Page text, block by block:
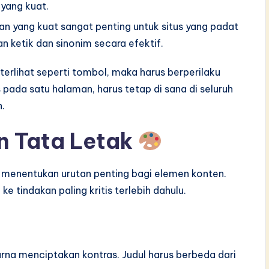
kuat.
yang kuat sangat penting untuk situs yang padat
ketik dan sinonim secara efektif.
seperti tombol, maka harus berperilaku
satu halaman, harus tetap di sana di seluruh
Tata Letak
urutan penting bagi elemen konten.
tindakan paling kritis terlebih dahulu.
menciptakan kontras. Judul harus berbeda dari